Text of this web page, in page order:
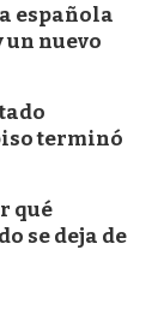
española
un nuevo
terminó
qué
se deja de